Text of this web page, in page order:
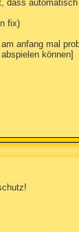
fix)
anfang mal
können]